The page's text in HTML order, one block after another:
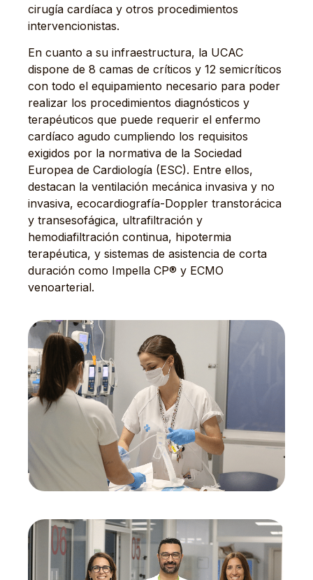
cirugía cardíaca y otros procedimientos
intervencionistas.
En cuanto a su infraestructura, la UCAC
dispone de 8 camas de críticos y 12 semicríticos
con todo el equipamiento necesario para poder
realizar los procedimientos diagnósticos y
terapéuticos que puede requerir el enfermo
cardíaco agudo cumpliendo los requisitos
exigidos por la normativa de la Sociedad
Europea de Cardiología (ESC). Entre ellos,
destacan la ventilación mecánica invasiva y no
invasiva, ecocardiografía-Doppler transtorácica
y transesofágica, ultrafiltración y
hemodiafiltración continua, hipotermia
terapéutica, y sistemas de asistencia de corta
duración como Impella CP® y ECMO
venoarterial.